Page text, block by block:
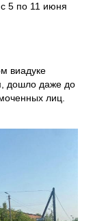
5 по 11 июня
виадуке
дошло даже до
лиц.